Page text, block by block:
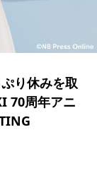
り休みを取
70周年アニ